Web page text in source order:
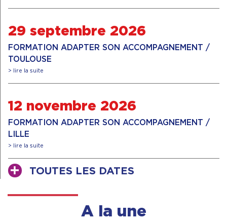
29 septembre 2026
FORMATION ADAPTER SON ACCOMPAGNEMENT /
TOULOUSE
> lire la suite
12 novembre 2026
FORMATION ADAPTER SON ACCOMPAGNEMENT /
LILLE
> lire la suite
TOUTES LES DATES
A la une